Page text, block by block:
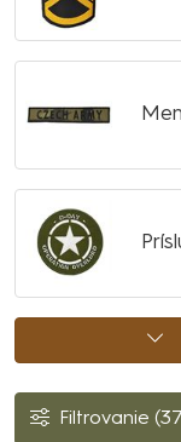
Filtrovanie